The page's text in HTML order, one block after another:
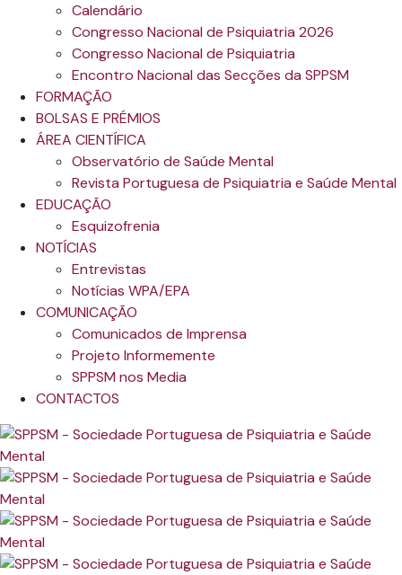
Calendário
Congresso Nacional de Psiquiatria 2026
Congresso Nacional de Psiquiatria
Encontro Nacional das Secções da SPPSM
FORMAÇÃO
BOLSAS E PRÉMIOS
ÁREA CIENTÍFICA
Observatório de Saúde Mental
Revista Portuguesa de Psiquiatria e Saúde Mental
EDUCAÇÃO
Esquizofrenia
NOTÍCIAS
Entrevistas
Notícias WPA/EPA
COMUNICAÇÃO
Comunicados de Imprensa
Projeto Informemente
SPPSM nos Media
CONTACTOS